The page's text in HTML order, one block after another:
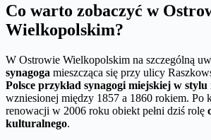
Co warto zobaczyć w
Wielkopolskim?
W Ostrowie Wielkopolskim na szczególną
synagoga mieszcząca się przy ulicy
Polsce przykład synagogi miejskiej w
wzniesionej między 1857 a 1860 rokiem. Po
renowacji w 2006 roku obiekt pełni dziś rolę
kulturalnego.